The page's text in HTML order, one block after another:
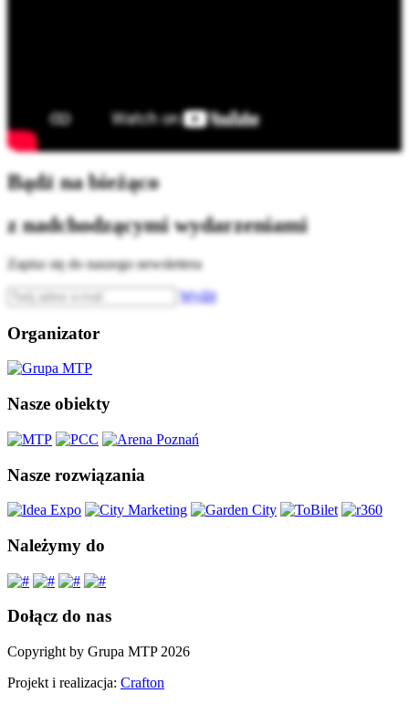
Bądź na bieżąco
z nadchodzącymi wydarzeniami
Zapisz się do naszego newslettera
Wyślij
Organizator
Nasze obiekty
Nasze rozwiązania
Należymy do
Dołącz do nas
Copyright by Grupa MTP 2026
Projekt i realizacja: Crafton